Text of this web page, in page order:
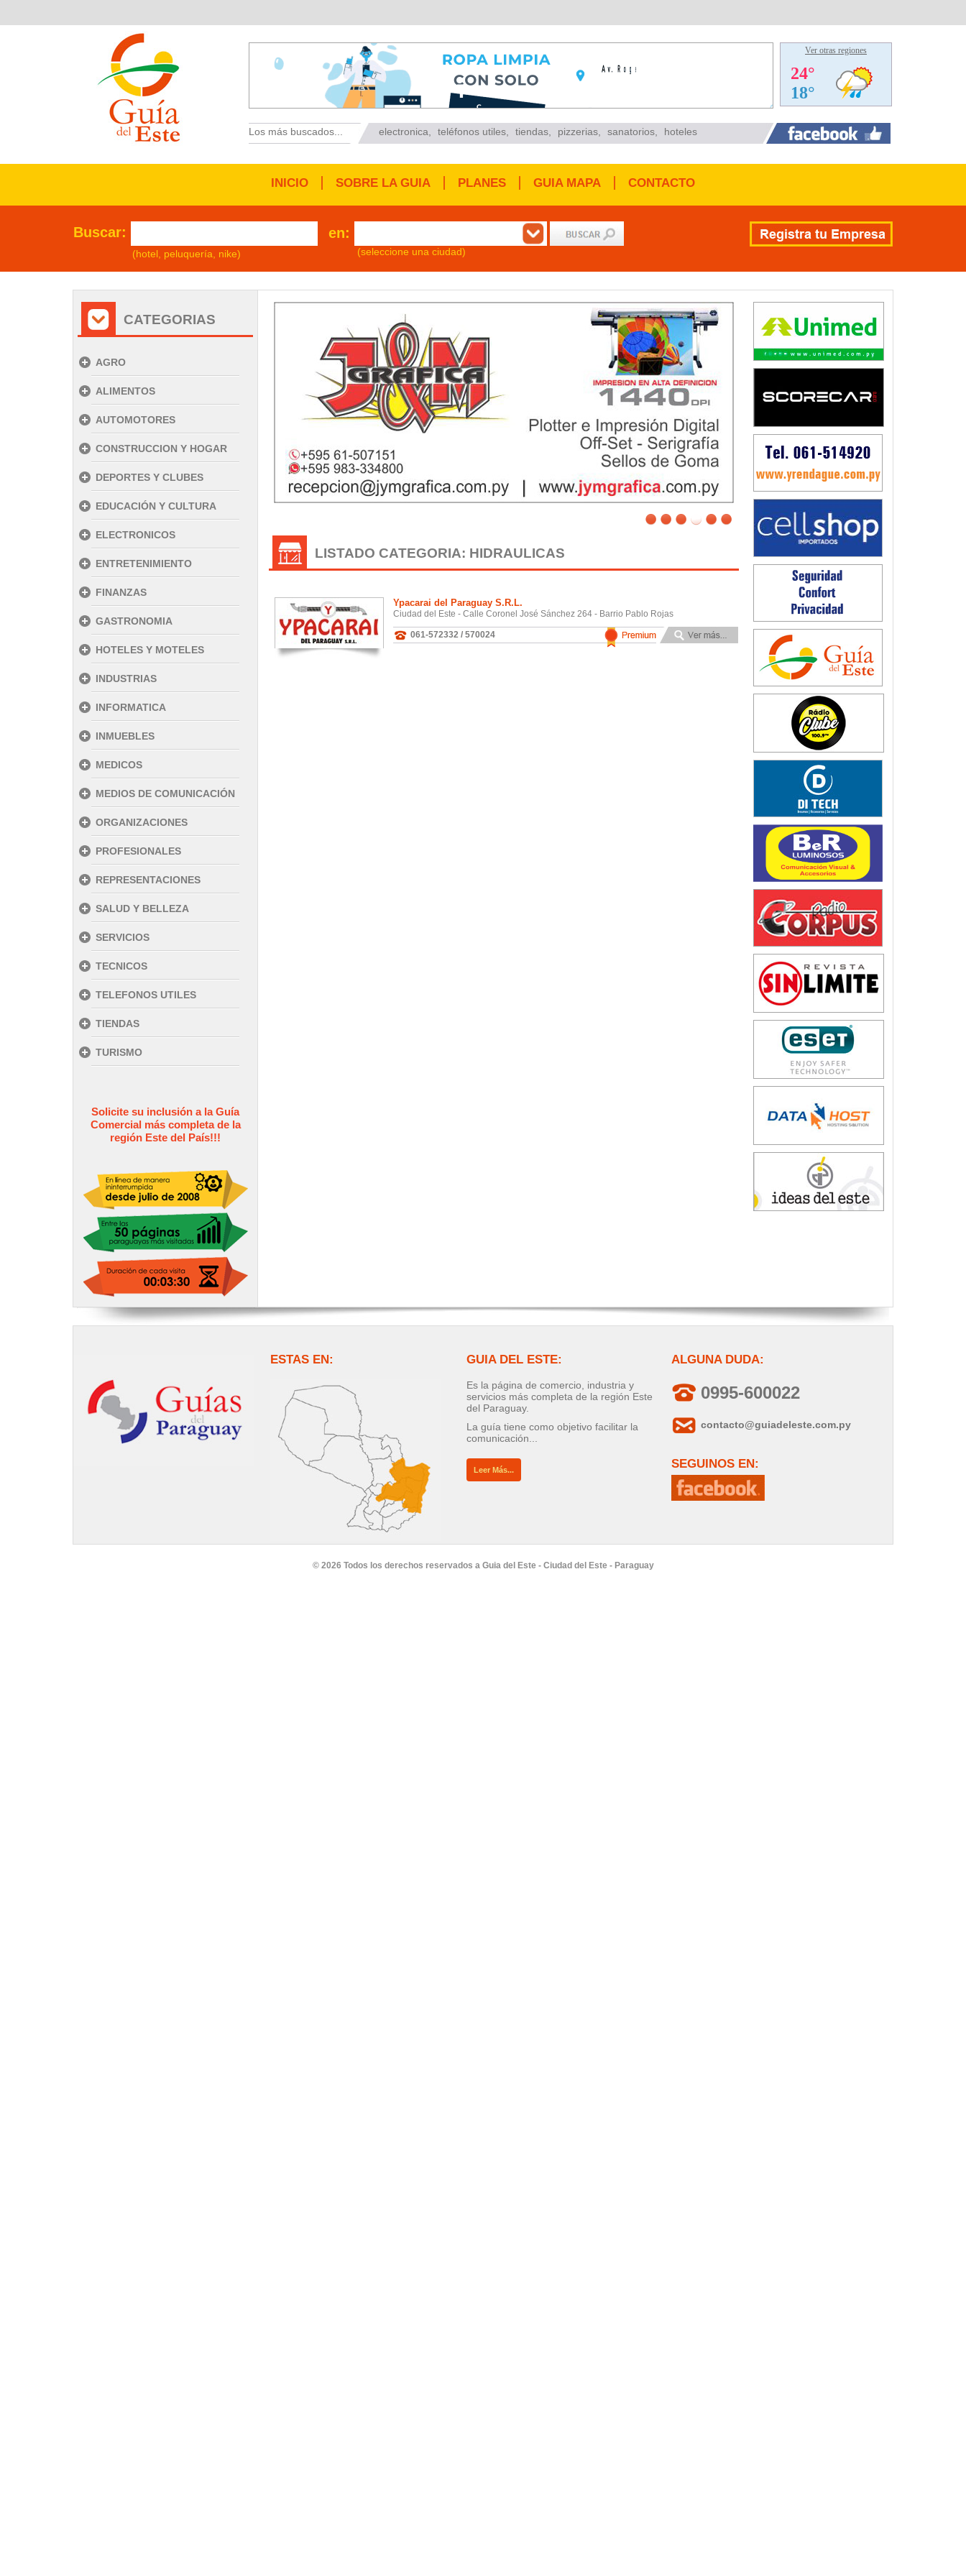
Ver otras regiones
Los más buscados... electronica teléfonos utiles tiendas pizzerias sanatorios hoteles
INICIO SOBRE LA GUIA PLANES GUIA MAPA CONTACTO
Buscar:
(hotel, peluquería, nike)
en:
(seleccione una ciudad)
CATEGORIAS
AGRO
ALIMENTOS
AUTOMOTORES
CONSTRUCCION Y HOGAR
DEPORTES Y CLUBES
EDUCACIÓN Y CULTURA
ELECTRONICOS
ENTRETENIMIENTO
FINANZAS
GASTRONOMIA
HOTELES Y MOTELES
INDUSTRIAS
INFORMATICA
INMUEBLES
MEDICOS
MEDIOS DE COMUNICACIÓN
ORGANIZACIONES
PROFESIONALES
REPRESENTACIONES
SALUD Y BELLEZA
SERVICIOS
TECNICOS
TELEFONOS UTILES
TIENDAS
TURISMO
Solicite su inclusión a la Guía
Comercial más completa de la
región Este del País!!!
LISTADO CATEGORIA: HIDRAULICAS
Ypacarai del Paraguay S.R.L.
Ciudad del Este - Calle Coronel José Sánchez 264 - Barrio Pablo Rojas
061-572332 / 570024
ESTAS EN: GUIA DEL ESTE:
Es la página de comercio, industria y
servicios más completa de la región Este
del Paraguay.
La guía tiene como objetivo facilitar la
comunicación...
Leer Más...
ALGUNA DUDA:
0995-600022
contacto@guiadeleste.com.py
SEGUINOS EN:
© 2026 Todos los derechos reservados a Guia del Este - Ciudad del Este - Paraguay